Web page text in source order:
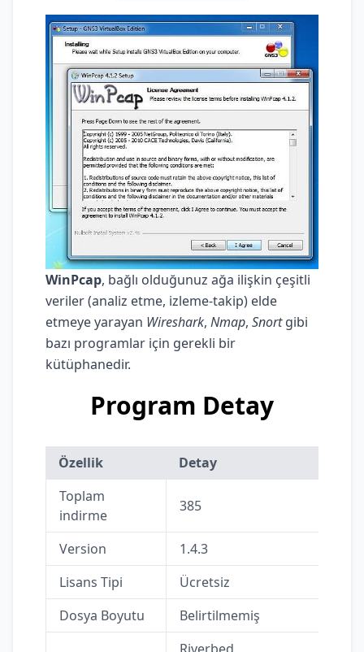
WinPcap, bağlı olduğunuz ağa ilişkin çeşitli
veriler (analiz etme, izleme-takip) elde
etmeye yarayan Wireshark, Nmap, Snortgibi
bazı programlar için gerekli bir
kütüphanedir.
Program Detay
Özellik
Detay
Toplam
indirme
385
Version
1.4.3
Lisans Tipi
Ücretsiz
Dosya Boyutu
Belirtilmemiş